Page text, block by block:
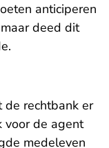
anticiperen
deed dit
rechtbank er
voor de agent
medeleven